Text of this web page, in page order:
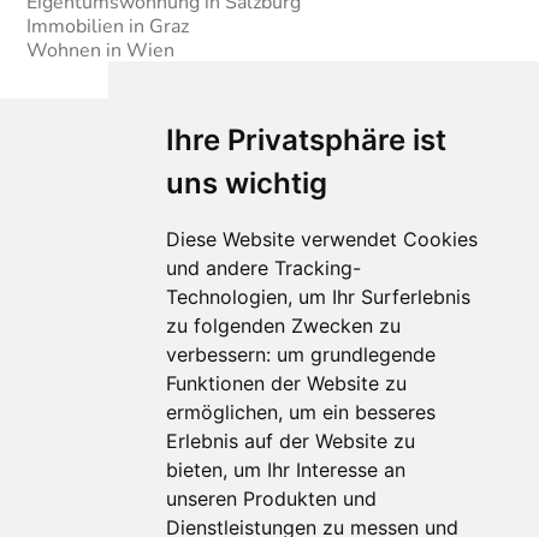
Ihre Privatsphäre ist
uns wichtig
Diese Website verwendet Cookies
und andere Tracking-
Technologien, um Ihr Surferlebnis
zu folgenden Zwecken zu
verbessern: um grundlegende
Funktionen der Website zu
ermöglichen, um ein besseres
Erlebnis auf der Website zu
bieten, um Ihr Interesse an
unseren Produkten und
Dienstleistungen zu messen und
Immobilien in Graz
Wohnen in Wien
Für Makler:innen
Über Uns
Vorteile
Kontakt
Software Partner
Teilnahme
FAQ